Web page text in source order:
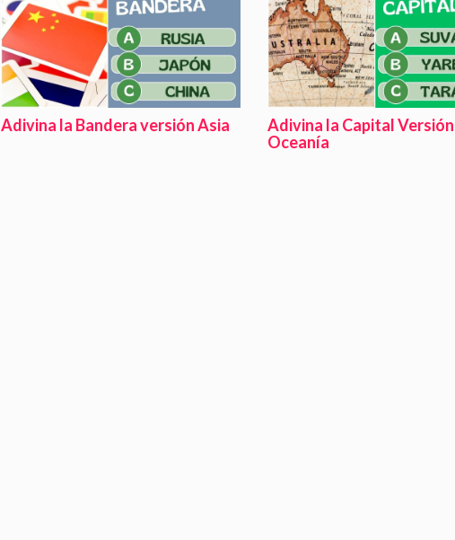
Adivina la Bandera versión Asia
Adivina la Capital Versión
Oceanía